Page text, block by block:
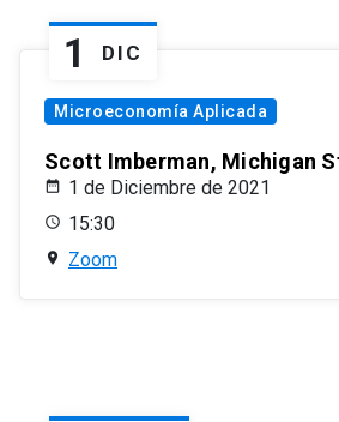
1 DIC
Microeconomía Aplicada
Scott Imberman, Michigan
1 de Diciembre de 2021
15:30
Zoom